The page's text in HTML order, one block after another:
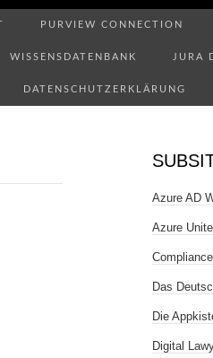
PURVIEW CONNECTION
WISSENSDATENBANK JURA
DATENSCHUTZERKLÄRUNG
Azure AD
Azure
Das
Die
Digital